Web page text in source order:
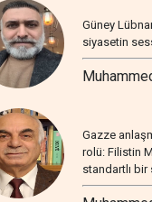
Güney
siyasetin
Gazze
rolü: Filistin
standartlı bir